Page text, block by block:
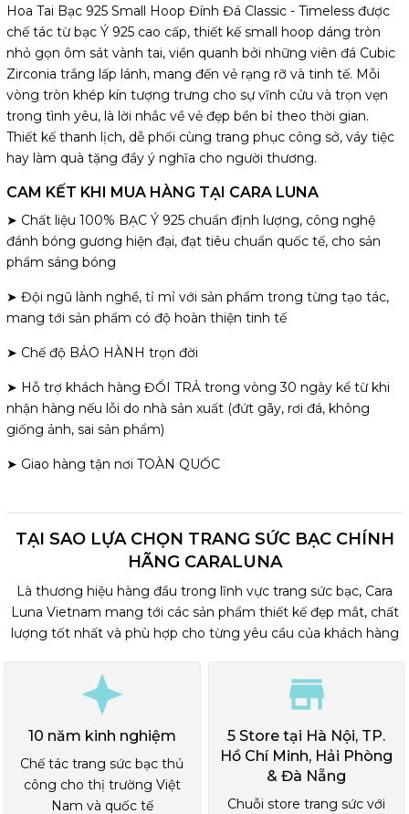
Hoa Tai Bạc 925 Small Hoop Đính Đá Classic - Timeless được
chế tác từ bạc Ý 925 cao cấp, thiết kế small hoop dáng tròn
nhỏ gọn ôm sát vành tai, viền quanh bởi những viên đá Cubic
Zirconia trắng lấp lánh, mang đến vẻ rạng rỡ và tinh tế. Mỗi
vòng tròn khép kín tượng trưng cho sự vĩnh cửu và trọn vẹn
trong tình yêu, là lời nhắc về vẻ đẹp bền bỉ theo thời gian.
Thiết kế thanh lịch, dễ phối cùng trang phục công sở, váy tiệc
hay làm quà tặng đầy ý nghĩa cho người thương.
CAM KẾT KHI MUA HÀNG TẠI CARA LUNA
➤ Chất liệu 100% BẠC Ý 925 chuẩn định lượng, công nghệ
đánh bóng gương hiện đại, đạt tiêu chuẩn quốc tế, cho sản
phẩm sáng bóng
➤ Đội ngũ lành nghề, tỉ mỉ với sản phẩm trong từng tạo tác,
mang tới sản phẩm có độ hoàn thiện tinh tế
➤ Chế độ BẢO HÀNH trọn đời
➤ Hỗ trợ khách hàng ĐỔI TRẢ trong vòng 30 ngày kể từ khi
nhận hàng nếu lỗi do nhà sản xuất (đứt gãy, rơi đá, không
giống ảnh, sai sản phẩm)
➤ Giao hàng tận nơi TOÀN QUỐC
TẠI SAO LỰA CHỌN TRANG SỨC BẠC CHÍNH
HÃNG CARALUNA
Là thương hiệu hàng đầu trong lĩnh vực trang sức bạc, Cara
Luna Vietnam mang tới các sản phẩm thiết kế đẹp mắt, chất
lượng tốt nhất và phù hợp cho từng yêu cầu của khách hàng
10 năm kinh nghiệm
Chế tác trang sức bạc thủ
công cho thị trường Việt
Nam và quốc tế
5 Store tại Hà Nội, TP.
Hồ Chí Minh, Hải Phòng
& Đà Nẵng
Chuỗi store trang sức với